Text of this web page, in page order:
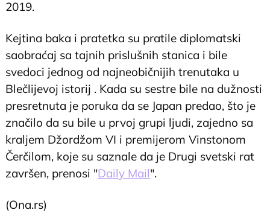
2019.
Kejtina baka i pratetka su pratile diplomatski
saobraćaj sa tajnih prislušnih stanica i bile
svedoci jednog od najneobičnijih trenutaka u
Blečlijevoj istorij . Kada su sestre bile na dužnosti
presretnuta je poruka da se Japan predao, što je
značilo da su bile u prvoj grupi ljudi, zajedno sa
kraljem Džordžom VI i premijerom Vinstonom
Čerčilom, koje su saznale da je Drugi svetski rat
završen, prenosi "Daily Mail".
(Ona.rs)